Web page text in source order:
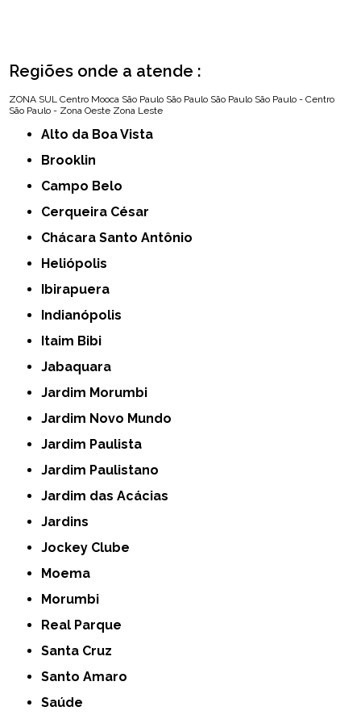
Regiões onde a atende :
ZONA SUL Centro Mooca São Paulo São Paulo São Paulo São Paulo - Centro
São Paulo - Zona Oeste Zona Leste
Alto da Boa Vista
Brooklin
Campo Belo
Cerqueira César
Chácara Santo Antônio
Heliópolis
Ibirapuera
Indianópolis
Itaim Bibi
Jabaquara
Jardim Morumbi
Jardim Novo Mundo
Jardim Paulista
Jardim Paulistano
Jardim das Acácias
Jardins
Jockey Clube
Moema
Morumbi
Real Parque
Santa Cruz
Santo Amaro
Saúde